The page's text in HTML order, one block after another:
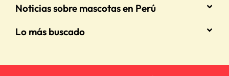
Noticias sobre mascotas en Perú
Lo más buscado